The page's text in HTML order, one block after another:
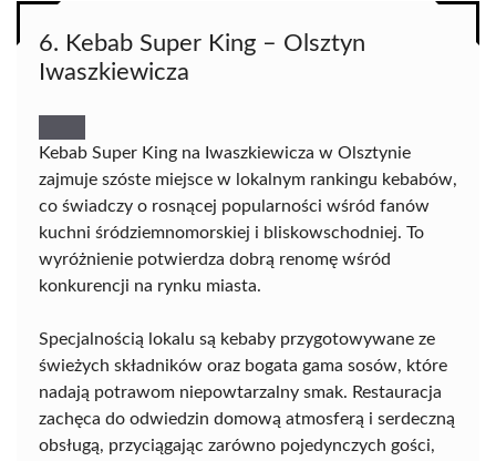
6. Kebab Super King – Olsztyn
Iwaszkiewicza
Kebab Super King na Iwaszkiewicza w Olsztynie
zajmuje szóste miejsce w lokalnym rankingu kebabów,
co świadczy o rosnącej popularności wśród fanów
kuchni śródziemnomorskiej i bliskowschodniej. To
wyróżnienie potwierdza dobrą renomę wśród
konkurencji na rynku miasta.
Specjalnością lokalu są kebaby przygotowywane ze
świeżych składników oraz bogata gama sosów, które
nadają potrawom niepowtarzalny smak. Restauracja
zachęca do odwiedzin domową atmosferą i serdeczną
obsługą, przyciągając zarówno pojedynczych gości,